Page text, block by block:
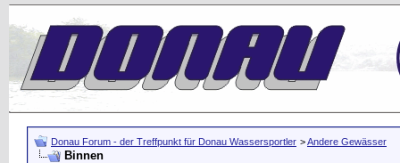
Donau Forum - der Treffpunkt für Donau Wassersportler >Andere Gewässer
Binnen